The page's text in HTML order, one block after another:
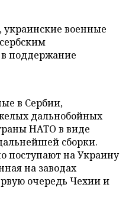
военные
поддержание
в Сербии,
дальнобойных
НАТО в виде
сборки.
поступают на Украину
на заводах
очередь Чехии и